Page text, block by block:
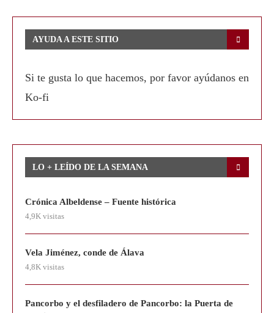
AYUDA A ESTE SITIO
Si te gusta lo que hacemos, por favor ayúdanos en
Ko-fi
LO + LEÍDO DE LA SEMANA
Crónica Albeldense – Fuente histórica
4,9K visitas
Vela Jiménez, conde de Álava
4,8K visitas
Pancorbo y el desfiladero de Pancorbo: la Puerta de